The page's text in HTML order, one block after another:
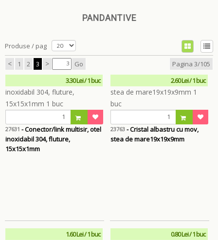
PANDANTIVE
Produse / pag
< 1 2 3 > Go
Pagina 3/105
3.30 Lei / 1 buc
27631 - Conector/link multisir, otel
inoxidabil 304, fluture,
15x15x1mm
2.60 Lei / 1 buc
23763- Cristal albastru cu mov,
stea de mare19x19x9mm
1.60 Lei / 1 buc 0.80 Lei / 1 buc